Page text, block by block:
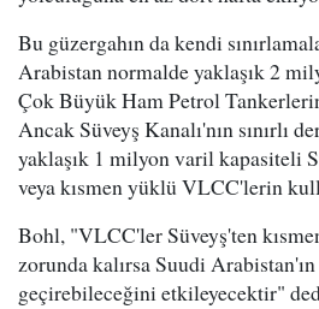
Bu güzergahın da kendi
Arabistan normalde yaklaşık 2
Çok Büyük Ham Petrol
Ancak Süveyş Kanalı'nın sınırlı
yaklaşık 1 milyon varil kapasiteli
veya kısmen yüklü VLCC'lerin
Bohl, "VLCC'ler Süveyş'ten
zorunda kalırsa Suudi
geçirebileceğini etkileyecektir"